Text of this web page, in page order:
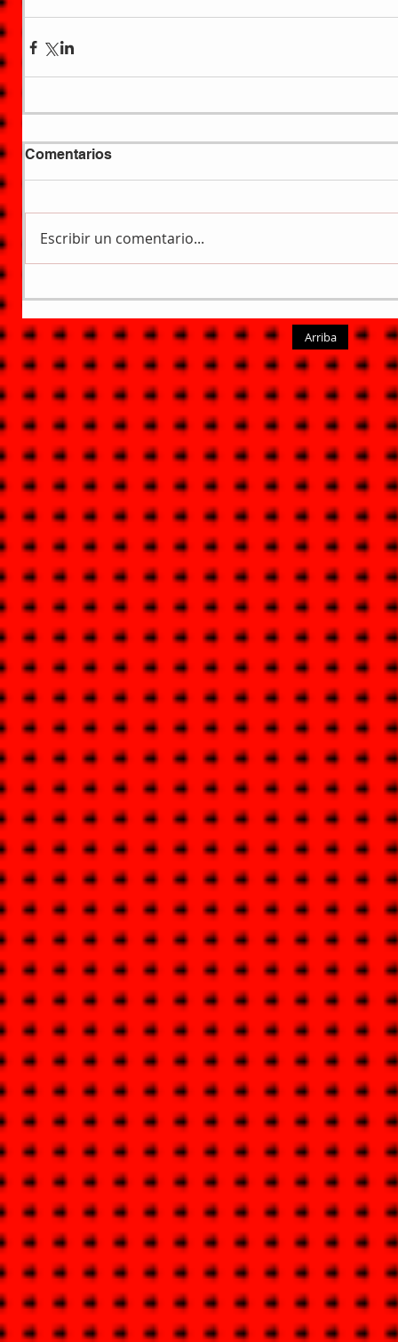
Comentarios
Escribir un comentario...
Arriba